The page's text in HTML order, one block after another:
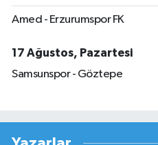
Amed - Erzurumspor FK
17 Ağustos, Pazartesi
Samsunspor - Göztepe